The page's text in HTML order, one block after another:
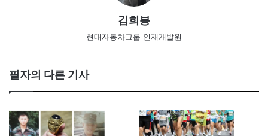
김희봉
현대자동차그룹 인재개발원
필자의 다른 기사